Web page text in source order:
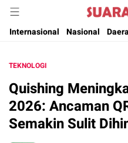
Suara Pencerahan Anak
Internasional
Nasional
TEKNOLOGI
Quishing
2026: Ancaman
Semakin Sulit